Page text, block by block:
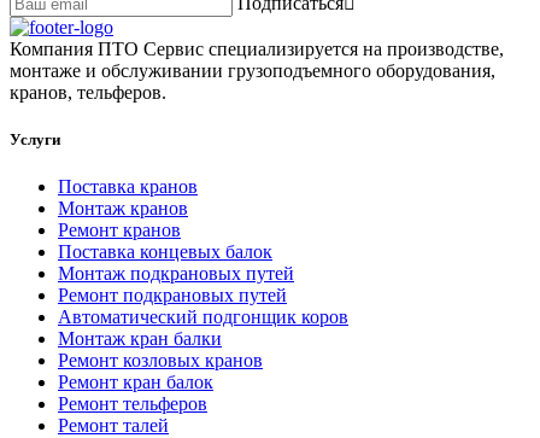
Компания ПТО Сервис специализируется на производстве,
монтаже и обслуживании грузоподъемного оборудования,
кранов, тельферов.
Услуги
Поставка кранов
Монтаж кранов
Ремонт кранов
Поставка концевых балок
Монтаж подкрановых путей
Ремонт подкрановых путей
Автоматический подгонщик коров
Монтаж кран балки
Ремонт козловых кранов
Ремонт кран балок
Ремонт тельферов
Ремонт талей